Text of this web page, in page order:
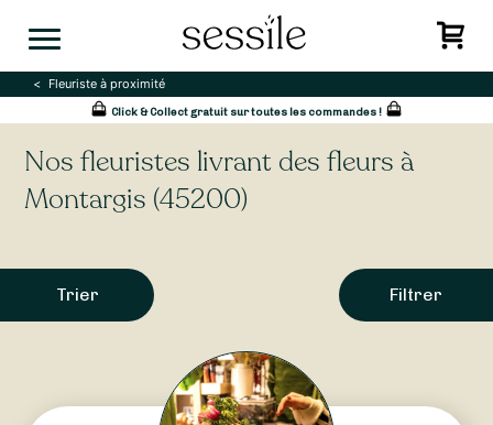
Fleuriste à proximité
Click & Collect gratuit sur toutes les commandes !
Nos fleuristes livrant des fleurs à
Montargis (45200)
Trier Filtrer